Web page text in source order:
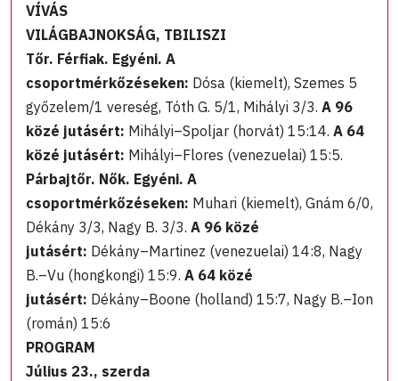
VÍVÁS
VILÁGBAJNOKSÁG, TBILISZI
Tőr. Férfiak. Egyéni. A
csoportmérkőzéseken: Dósa (kiemelt), Szemes 5
győzelem/1 vereség, Tóth G. 5/1, Mihályi 3/3. A 96
közé jutásért: Mihályi–Spoljar (horvát) 15:14. A 64
közé jutásért: Mihályi–Flores (venezuelai) 15:5.
Párbajtőr. Nők. Egyéni. A
csoportmérkőzéseken: Muhari (kiemelt), Gnám 6/0,
Dékány 3/3, Nagy B. 3/3. A 96 közé
jutásért: Dékány–Martinez (venezuelai) 14:8, Nagy
B.–Vu (hongkongi) 15:9. A 64 közé
jutásért: Dékány–Boone (holland) 15:7, Nagy B.–Ion
(román) 15:6
PROGRAM
Július 23., szerda